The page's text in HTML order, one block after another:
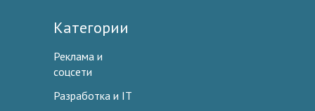
Категории
Реклама и
соцсети
Разработка и IT